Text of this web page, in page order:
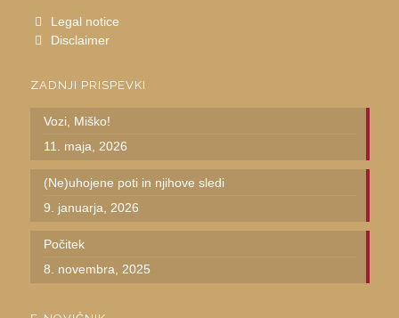
Legal notice
Disclaimer
ZADNJI PRISPEVKI
Vozi, Miško!
11. maja, 2026
(Ne)uhojene poti in njihove sledi
9. januarja, 2026
Počitek
8. novembra, 2025